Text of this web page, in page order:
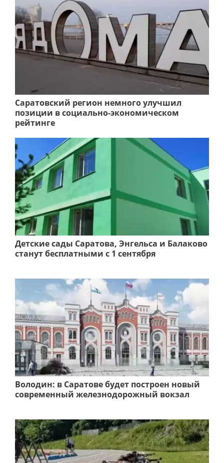
Саратовский регион немного улучшил
позиции в социально-экономическом
рейтинге
Детские сады Саратова, Энгельса и Балаково
станут бесплатными с 1 сентября
Володин: в Саратове будет построен новый
современный железнодорожный вокзал